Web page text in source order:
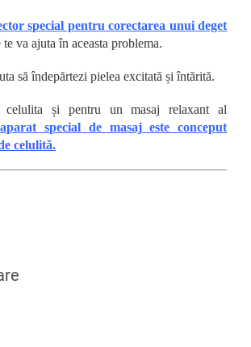
special pentru corectarea unui deget
te va ajuta în aceasta problema.
să îndepărtezi pielea excitată și întărită.
celulita și pentru un masaj relaxant al
special de masaj este conceput
celulită.